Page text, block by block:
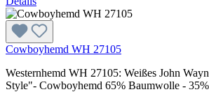
Cowboyhemd WH 27105
Westernhemd WH 27105: Weißes John
Style"- Cowboyhemd 65% Baumwolle -